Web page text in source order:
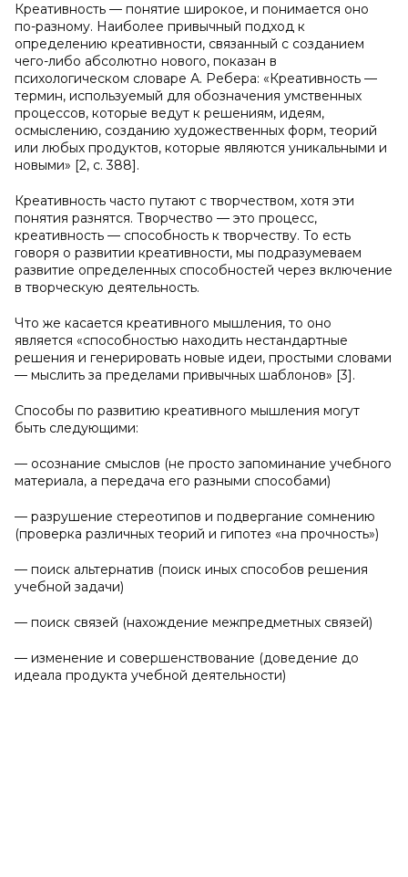
Креативность — понятие широкое, и понимается оно
по-разному. Наиболее привычный подход к
определению креативности, связанный с созданием
чего-либо абсолютно нового, показан в
психологическом словаре А. Ребера: «Креативность —
термин, используемый для обозначения умственных
процессов, которые ведут к решениям, идеям,
осмыслению, созданию художественных форм, теорий
или любых продуктов, которые являются уникальными и
новыми» [2, с. 388].
Креативность часто путают с творчеством, хотя эти
понятия разнятся. Творчество — это процесс,
креативность — способность к творчеству. То есть
говоря о развитии креативности, мы подразумеваем
развитие определенных способностей через включение
в творческую деятельность.
Что же касается креативного мышления, то оно
является «способностью находить нестандартные
решения и генерировать новые идеи, простыми словами
— мыслить за пределами привычных шаблонов» [3].
Способы по развитию креативного мышления могут
быть следующими:
— осознание смыслов (не просто запоминание учебного
материала, а передача его разными способами)
— разрушение стереотипов и подвергание сомнению
(проверка различных теорий и гипотез «на прочность»)
— поиск альтернатив (поиск иных способов решения
учебной задачи)
— поиск связей (нахождение межпредметных связей)
— изменение и совершенствование (доведение до
идеала продукта учебной деятельности)